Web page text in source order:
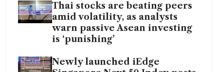
Thai stocks are beating peers
amid volatility, as analysts
warn passive Asean investing
is ‘punishing’
Newly launched iEdge